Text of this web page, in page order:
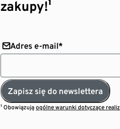
zakupy!¹
Adres e-mail*
Zapisz się do newslettera
¹ Obowiązująogólne warunki dotyczące